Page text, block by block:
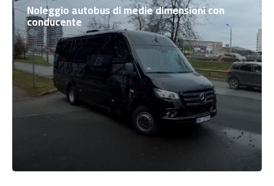
Noleggio autobus di medie dimensioni con
conducente